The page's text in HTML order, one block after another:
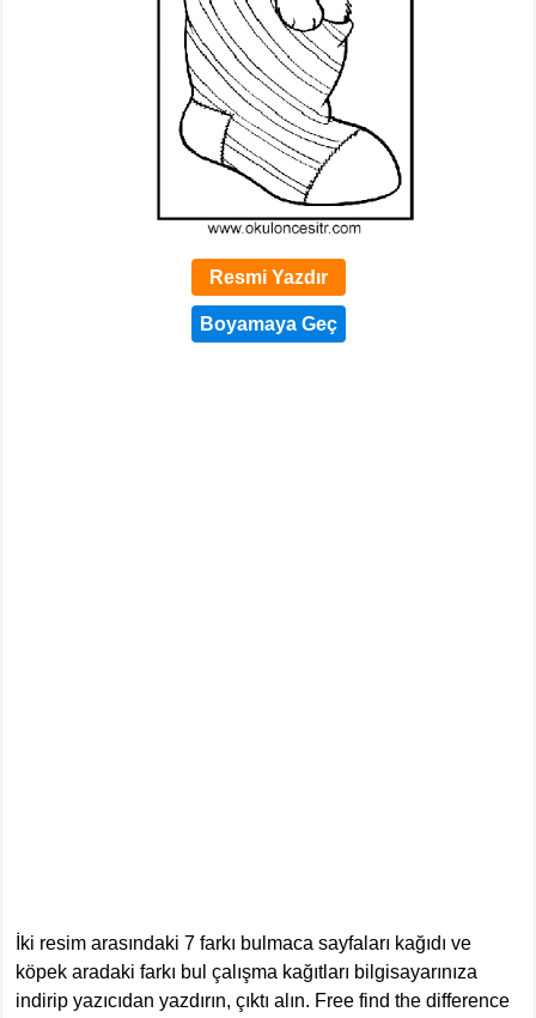
Resmi Yazdır
İki resim arasındaki 7 farkı bulmaca sayfaları kağıdı ve
köpek aradaki farkı bul çalışma kağıtları bilgisayarınıza
indirip yazıcıdan yazdırın, çıktı alın. Free find the difference